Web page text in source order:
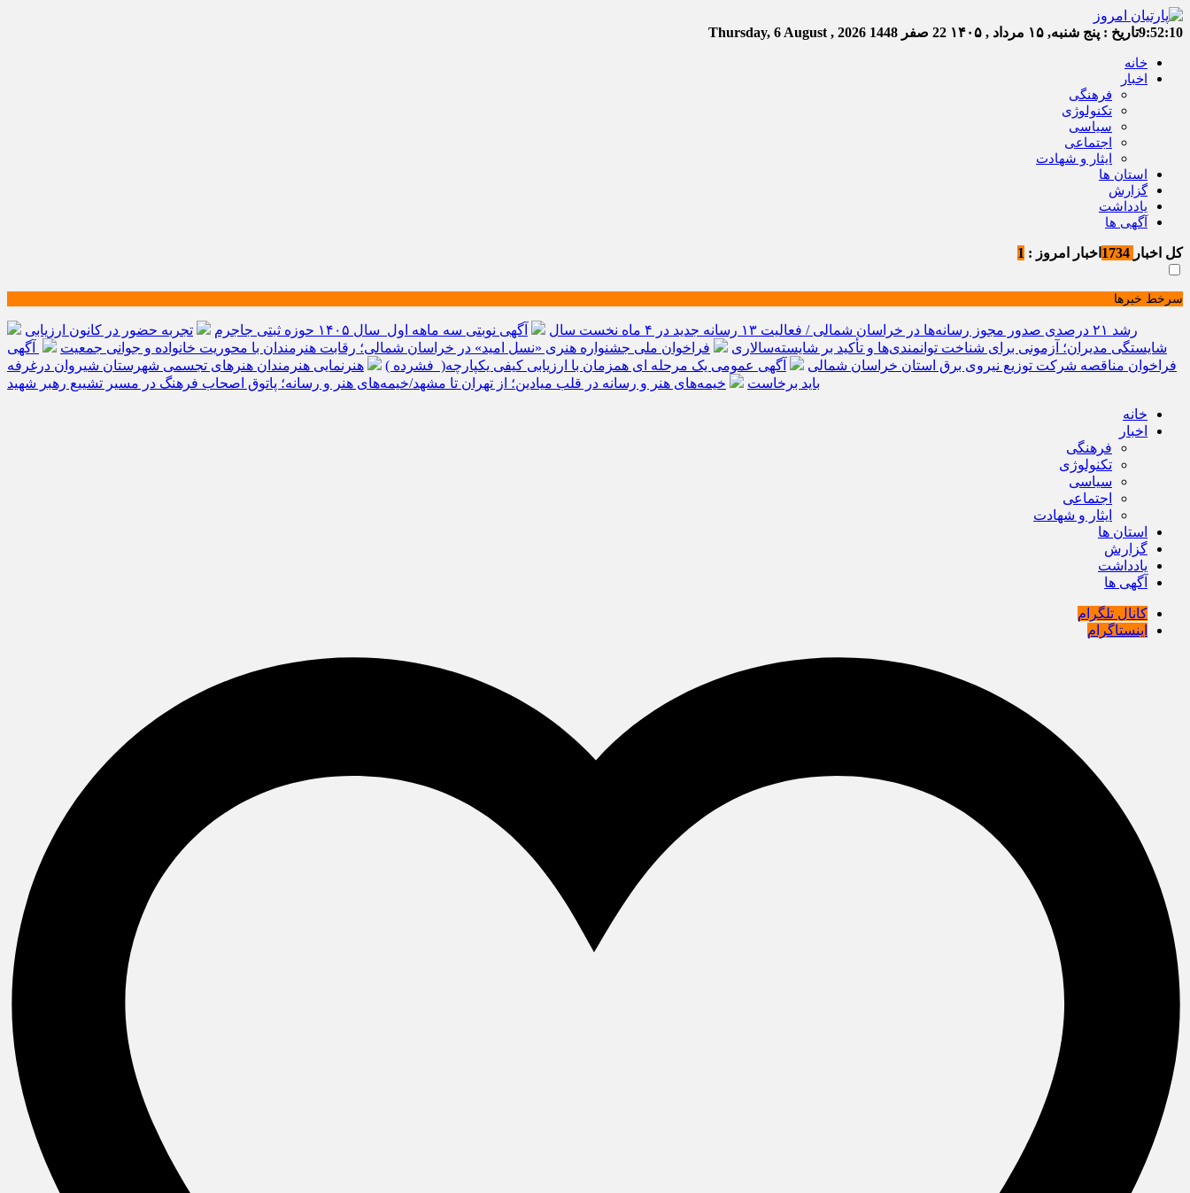
9:52:11تاریخ : پنج شنبه, ۱۵ مرداد , ۱۴۰۵ 22 صفر 1448
خانه
اخبار
فرهنگی
تکنولوژی
سیاسی
اجتماعی
ایثار و شهادت
استان ها
گزارش
یادداشت
آگهی ها
کل اخبار اخبار امروز : 1
سرخط خبرها
رشد ۲۱ درصدی صدور مجوز رسانه‌ها در خراسان شمالی / فعالیت ۱۳ رسانه جدید در ۴ ماه نخست سال آگهی نوبتی سه ماهه اول سال ۱۴۰۵ حوزه ثبتی جاجرم
تجربه حضور در کانون ارزیابی
شایستگی مدیران؛ آزمونی برای شناخت توانمندی‌ها و تأکید بر شایسته‌سالاری
فراخوان ملی جشنواره هنری «نسل امید» در خراسان شمالی؛ رقابت هنرمندان با محوریت خانواده و جوانی جمعیت
آگهی
فراخوان مناقصه شرکت توزیع نیروی برق استان خراسان شمالی
آگهی عمومی یک مرحله ای همزمان با ارزیابی کیفی یکپارچه( فشرده )
هنرنمایی هنرمندان هنرهای تجسمی شهرستان شیروان درغرفه
باید برخاست
خیمه‌های هنر و رسانه در قلب میادین؛ از تهران تا مشهد/خیمه‌های هنر و رسانه؛ پاتوق اصحاب فرهنگ در مسیر تشییع رهبر شهید
خانه
اخبار
فرهنگی
تکنولوژی
سیاسی
اجتماعی
ایثار و شهادت
استان ها
گزارش
یادداشت
آگهی ها
کانال تلگرام
اینستاگرام